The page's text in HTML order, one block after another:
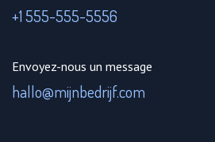
+1 555-555-5556
Envoyez-nous un message
hallo@mijnbedrijf.com